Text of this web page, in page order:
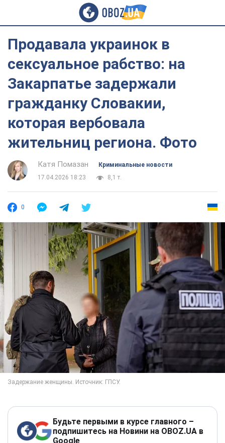
Продавала украинок в
сексуальное рабство: на
Закарпатье задержали
гражданку Словакии,
которая вербовала
жительниц региона. Фото
Катя Помазан
Криминальные новости
17.04.2026 18:23
8,1 т.
0
Будьте первыми в курсе главного –
подпишитесь на Новини на OBOZ.UA в
Google